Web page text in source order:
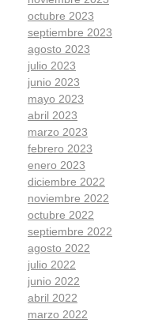
octubre 2023
septiembre 2023
agosto 2023
julio 2023
junio 2023
mayo 2023
abril 2023
marzo 2023
febrero 2023
enero 2023
diciembre 2022
noviembre 2022
octubre 2022
septiembre 2022
agosto 2022
julio 2022
junio 2022
abril 2022
marzo 2022